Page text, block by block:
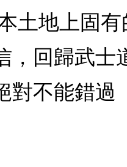
土地上固有
，回歸武士
不能錯過